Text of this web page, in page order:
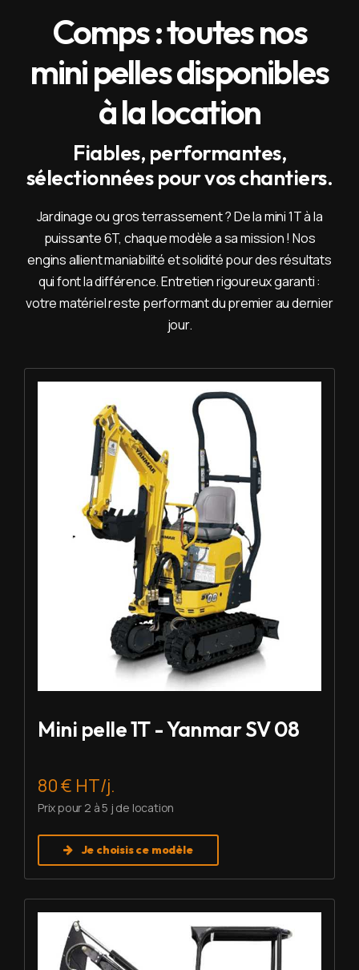
Comps : toutes nos
mini pelles disponibles
à la location
Fiables, performantes,
sélectionnées pour vos chantiers.
Jardinage ou gros terrassement ? De la mini 1T à la
puissante 6T, chaque modèle a sa mission ! Nos
engins allient maniabilité et solidité pour des résultats
qui font la différence. Entretien rigoureux garanti :
votre matériel reste performant du premier au dernier
jour.
Mini pelle 1T - Yanmar SV 08
80 € HT/j.
Prix pour 2 à 5 j de location
Je choisis ce modèle
Louer Mini pelle 1T - Yanmar SV 08
Louer Mini pelle 1,7 T - Imer HD 17 VXE